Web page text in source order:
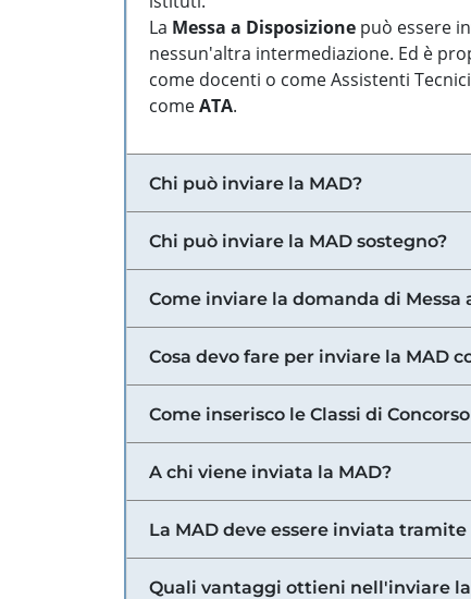
La Messa a Disposizione può essere
nessun'altra intermediazione. Ed è
come docenti o come Assistenti
comeATA.
Chi può inviare la MAD?
Chi può inviare la MAD sostegno?
Come inviare la domanda di Messa
Cosa devo fare per inviare la MAD
Come inserisco le Classi di
A chi viene inviata la MAD?
La MAD deve essere inviata tramite
Quali vantaggi ottieni nell'inviare la